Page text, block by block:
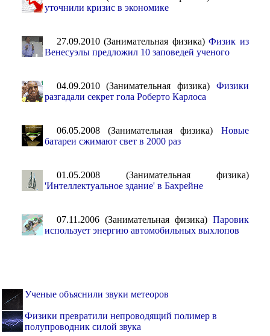
уточнили кризис в экономике
27.09.2010 (Занимательная физика) Физик из
Венесуэлы предложил 10 заповедей ученого
04.09.2010 (Занимательная физика) Физики
разгадали секрет гола Роберто Карлоса
06.05.2008 (Занимательная физика) Новые
батареи сжимают свет в 2000 раз
01.05.2008 (Занимательная физика)
'Интеллектуальное здание' в Бахрейне
07.11.2006 (Занимательная физика) Паровик
использует энергию автомобильных выхлопов
Ученые объяснили звуки метеоров
Физики превратили непроводящий полимер в
полупроводник силой звука